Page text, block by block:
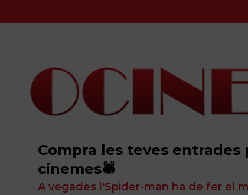
Compra les teves entrades
cinemes🕷️
A vegades l'Spider-man ha de fer el